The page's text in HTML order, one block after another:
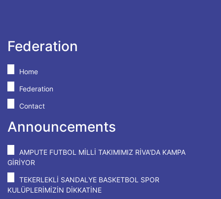
Federation
Home
Federation
Contact
Announcements
AMPUTE FUTBOL MİLLİ TAKIMIMIZ RİVA'DA KAMPA
GİRİYOR
TEKERLEKLİ SANDALYE BASKETBOL SPOR
KULÜPLERİMİZİN DİKKATİNE